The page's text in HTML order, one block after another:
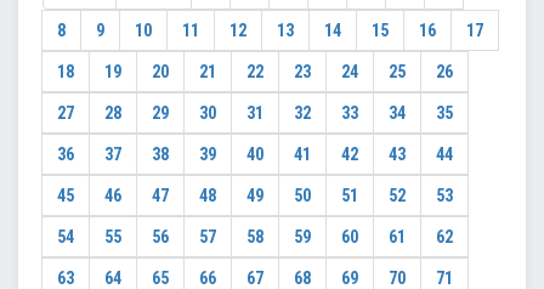
8 9 10 11 12 13 14 15 16 17
18 19 20 21 22 23 24 25 26
27 28 29 30 31 32 33 34 35
36 37 38 39 40 41 42 43 44
45 46 47 48 49 50 51 52 53
54 55 56 57 58 59 60 61 62
63 64 65 66 67 68 69 70 71